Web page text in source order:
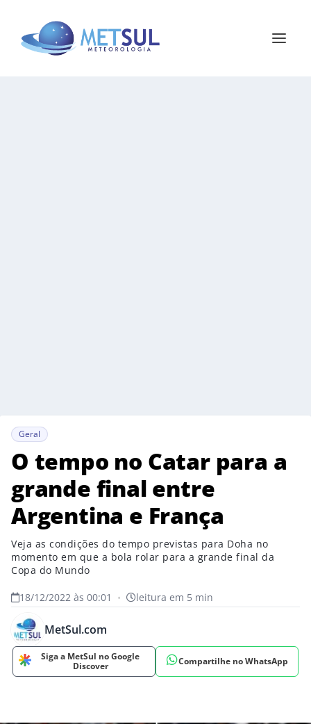
Geral
O tempo no Catar para a
grande final entre
Argentina e França
Veja as condições do tempo previstas para Doha no
momento em que a bola rolar para a grande final da
Copa do Mundo
18/12/2022 às 00:01 • leitura em 5 min
MetSul.com
Siga a MetSul no Google
Discover
Compartilhe no WhatsApp